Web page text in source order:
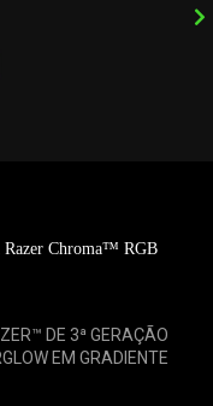
Chroma™ RGB
DE 3ª GERAÇÃO
EM GRADIENTE